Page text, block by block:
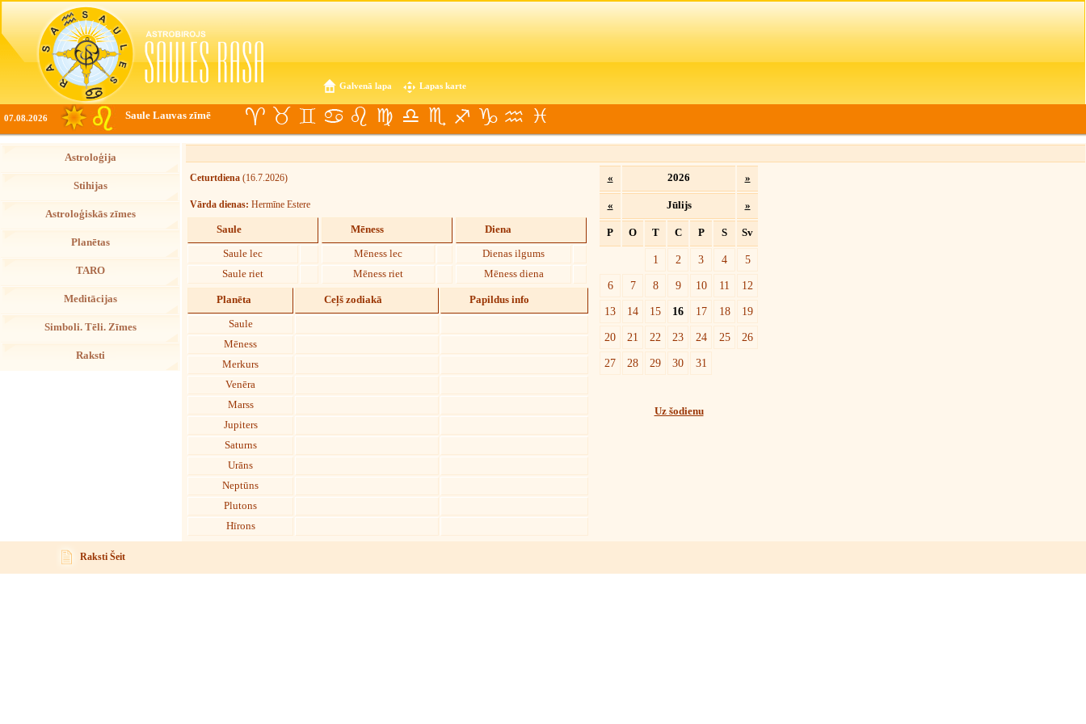
Galvenā lapa Lapas karte
07.08.2026 Saule Lauvas zīmē
Astroloģija
Stihijas
Astroloģiskās zīmes
Planētas
TARO
Meditācijas
Simboli. Tēli. Zīmes
Raksti
Ceturtdiena (16.7.2026)
Vārda dienas: Hermīne Estere
Saule
Saule lec
Saule riet
Mēness
Mēness lec
Mēness riet
Diena
Dienas ilgums
Mēness diena
Planēta Ceļš zodiakā Papildus info
Saule
Mēness
Merkurs
Venēra
Marss
Jupiters
Saturns
Urāns
Neptūns
Plutons
Hīrons
« 2026 »
« Jūlijs »
P O T C P S Sv
1 2 3 4
5
6
7 8 9 10 11
12
13
14 15 16 17 18
19
20
21 22 23 24 25
26
27
28 29 30 31
Uz šodienu
Raksti Šeit